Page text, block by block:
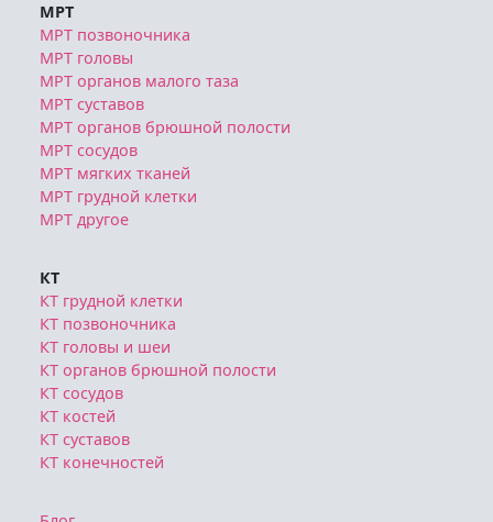
МРТ
МРТ позвоночника
МРТ головы
МРТ органов малого таза
МРТ суставов
МРТ органов брюшной полости
МРТ сосудов
МРТ мягких тканей
МРТ грудной клетки
МРТ другое
КТ
КТ грудной клетки
КТ позвоночника
КТ головы и шеи
КТ органов брюшной полости
КТ сосудов
КТ костей
КТ суставов
КТ конечностей